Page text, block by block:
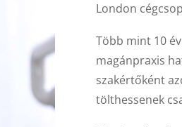
London
Több mint 10
magánpraxis
szakértőként
tölthessenek